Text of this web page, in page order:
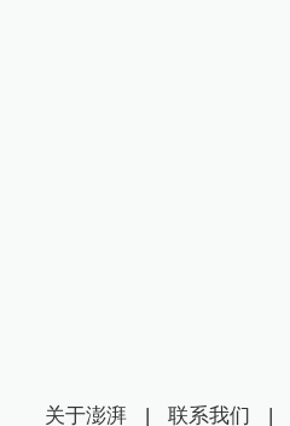
关于澎湃 | 联系我们 |